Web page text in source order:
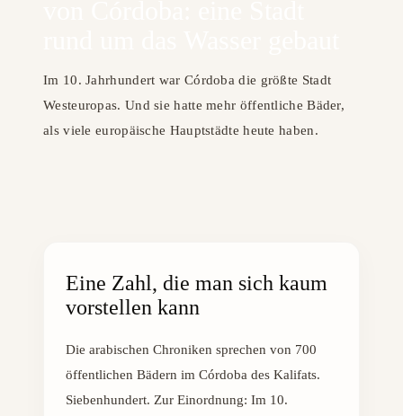
Im 10. Jahrhundert war Córdoba die größte Stadt
Westeuropas. Und sie hatte mehr öffentliche Bäder,
als viele europäische Hauptstädte heute haben.
Eine Zahl, die man sich kaum
vorstellen kann
Die arabischen Chroniken sprechen von 700
öffentlichen Bädern im Córdoba des Kalifats.
Siebenhundert. Zur Einordnung: Im 10.